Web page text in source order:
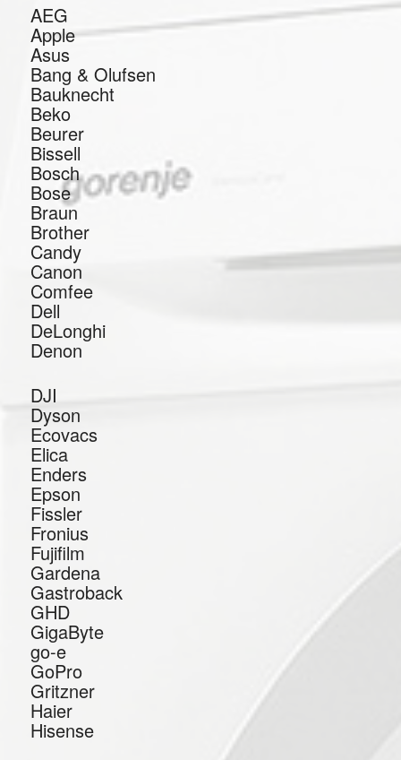
AEG
Apple
Asus
Bang & Olufsen
Bauknecht
Beko
Beurer
Bissell
Bosch
Bose
Braun
Brother
Candy
Canon
Comfee
Dell
DeLonghi
Denon
DJI
Dyson
Ecovacs
Elica
Enders
Epson
Fissler
Fronius
Fujifilm
Gardena
Gastroback
GHD
GigaByte
go-e
GoPro
Gritzner
Haier
Hisense